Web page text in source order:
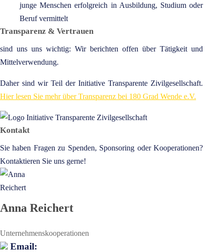
junge Menschen erfolgreich in Ausbildung, Studium oder
Beruf vermittelt
Transparenz & Vertrauen
sind uns uns wichtig: Wir berichten offen über Tätigkeit und
Mittelverwendung.
Daher sind wir Teil der Initiative Transparente Zivilgesellschaft.
Hier lesen Sie mehr über Transparenz bei 180 Grad Wende e.V.
Kontakt
Sie haben Fragen zu Spenden, Sponsoring oder Kooperationen?
Kontaktieren Sie uns gerne!
Anna Reichert
Unternehmenskooperationen
Email: